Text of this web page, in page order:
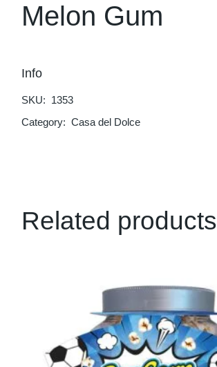
Melon Gum
Info
SKU: 1353
Category: Casa del Dolce
Related products